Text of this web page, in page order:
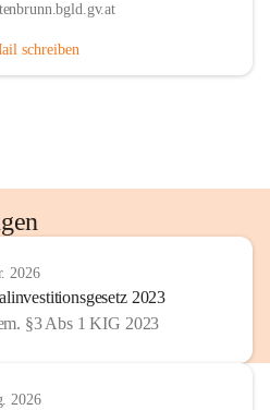
schreiben
2026
2023
§3 Abs 1 KIG 2023
2026